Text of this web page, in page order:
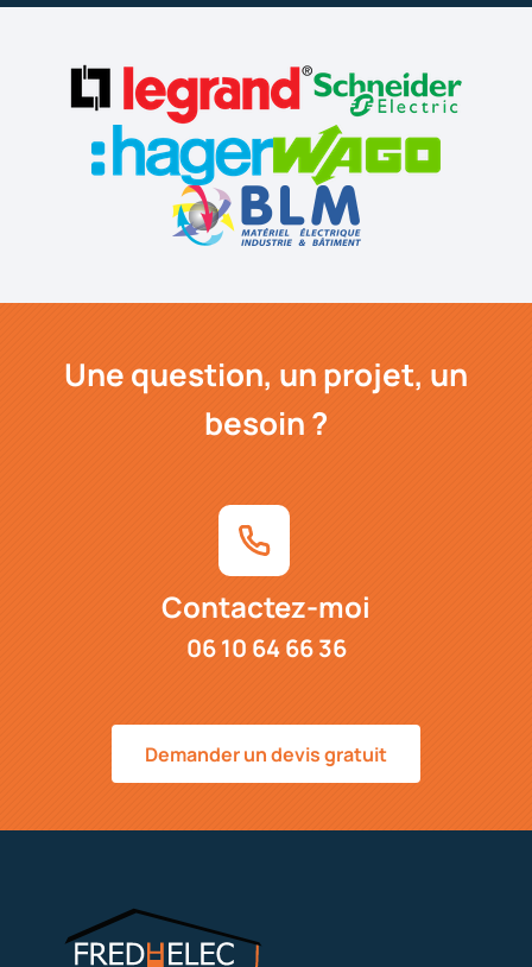
Une question, un projet, un
besoin ?
Contactez-moi
06 10 64 66 36
Demander un devis gratuit